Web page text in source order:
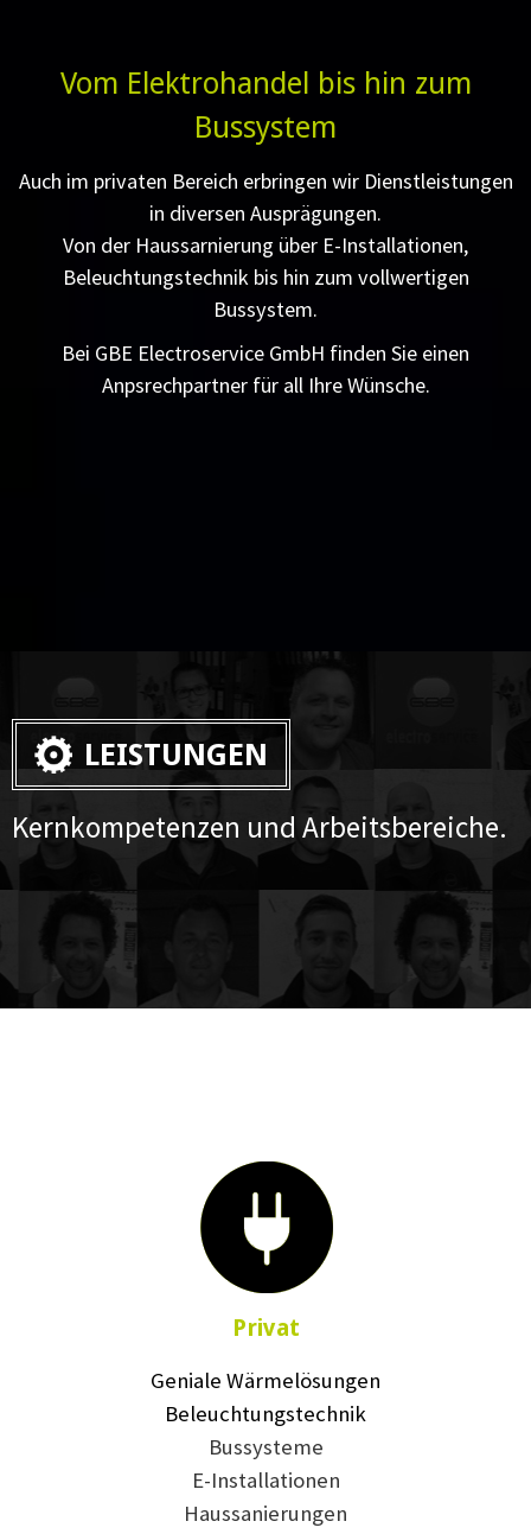
Vom Elektrohandel bis hin zum
Bussystem
Auch im privaten Bereich erbringen wir Dienstleistungen
in diversen Ausprägungen.
Von der Haussarnierung über E-Installationen,
Beleuchtungstechnik bis hin zum vollwertigen
Bussystem.
Bei GBE Electroservice GmbH finden Sie einen
Anpsrechpartner für all Ihre Wünsche.
LEISTUNGEN
Kernkompetenzen und Arbeitsbereiche.
Privat
Geniale Wärmelösungen
Beleuchtungstechnik
Bussysteme
E-Installationen
Haussanierungen